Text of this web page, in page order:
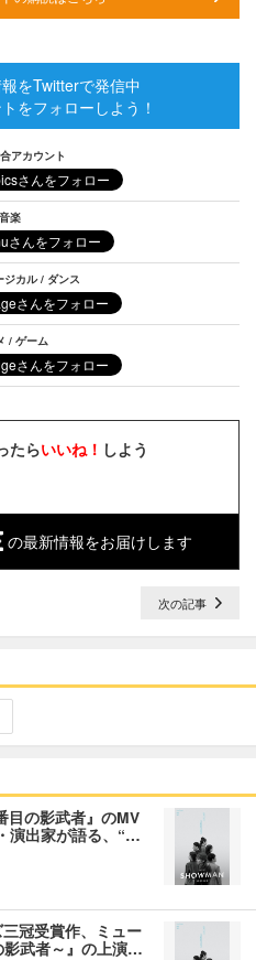
をTwitterで発信中
をフォローしよう！
アカウント
音楽
ジカル / ダンス
/ ゲーム
たらいいね！ しよう
の最新情報をお届けします
次の記事
目の影武者』のMV
演出家が語る、“…
冠受賞作、ミュー
影武者～』の上演…